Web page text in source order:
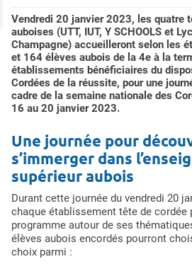
Vendredi 20 janvier 2023, les quatre
auboises (UTT, IUT, Y SCHOOLS et
Champagne) accueilleront selon les
et 164 élèves aubois de la 4e à la
établissements bénéficiaires du
Cordées de la réussite, pour une
cadre de la semaine nationale des
16 au 20 janvier 2023.
Une journée pour
s’immerger dans
supérieur aubois
Durant cette journée du vendredi 20
chaque établissement tête de cordée
programme autour de ses
élèves aubois encordés pourront
choix parmi :